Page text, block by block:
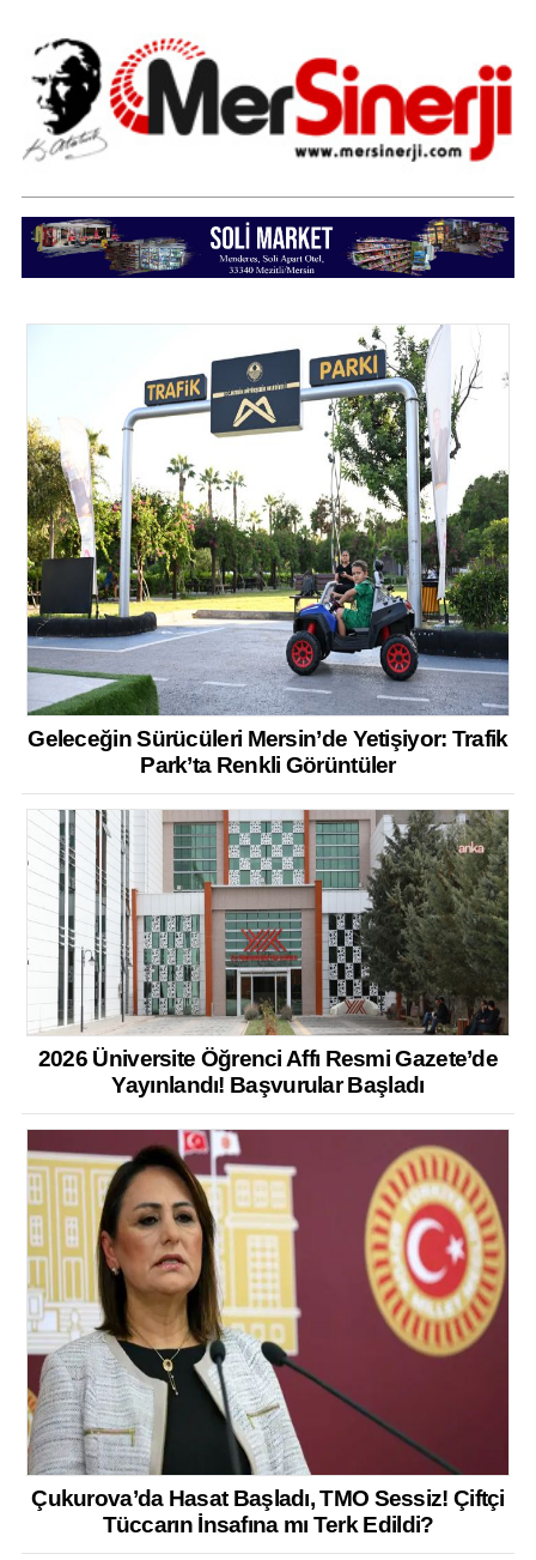
Geleceğin Sürücüleri Mersin’de Yetişiyor: Trafik
Park’ta Renkli Görüntüler
2026 Üniversite Öğrenci Affı Resmi Gazete’de
Yayınlandı! Başvurular Başladı
Çukurova’da Hasat Başladı, TMO Sessiz! Çiftçi
Tüccarın İnsafına mı Terk Edildi?